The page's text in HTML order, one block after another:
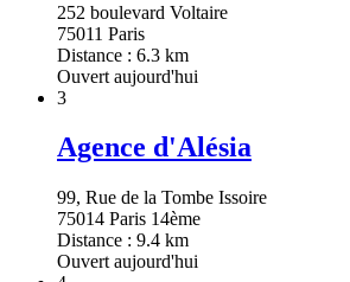
252 boulevard Voltaire
75011 Paris
Distance : 6.3 km
Ouvert aujourd'hui
3
Agence d'Alésia
99, Rue de la Tombe Issoire
75014 Paris 14ème
Distance : 9.4 km
Ouvert aujourd'hui